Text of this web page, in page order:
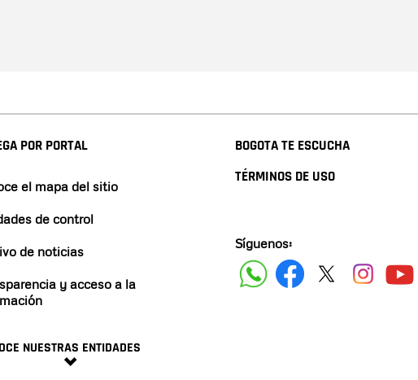
POR PORTAL
el mapa del sitio
de control
de noticias
y acceso a la
NUESTRAS ENTIDADES
BOGOTA TE ESCUCHA
TÉRMINOS DE USO
Síguenos: